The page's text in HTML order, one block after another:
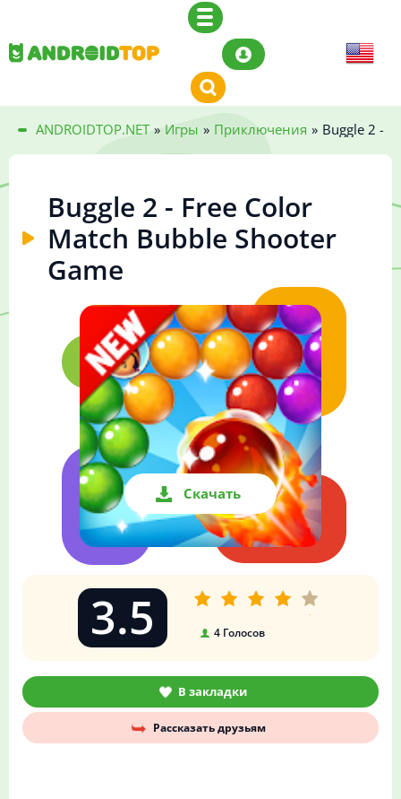
ANDROIDTOP.NET » Игры » Приключения » Buggle 2 -
Buggle 2 - Free Color
Match Bubble Shooter
Game
Скачать
3.5 4Голосов
В закладки
Рассказать друзьям